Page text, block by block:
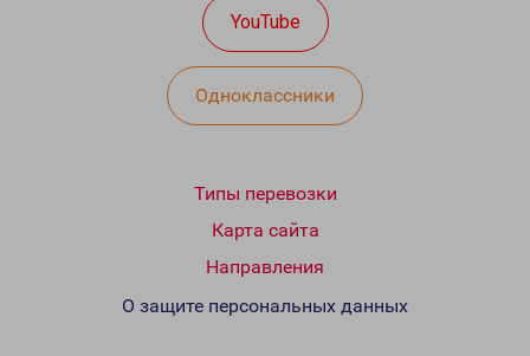
YouTube
Одноклассники
Типы перевозки
Карта сайта
Направления
О защите персональных данных